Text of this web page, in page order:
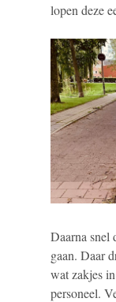
lopen deze
Daarna snel
gaan. Daar
wat zakjes
personeel.